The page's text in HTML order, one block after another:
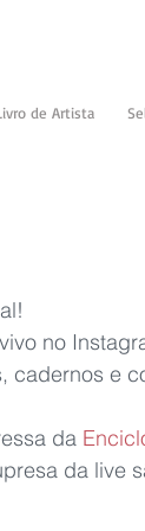
de Artista
no
cadernos e
da
da live